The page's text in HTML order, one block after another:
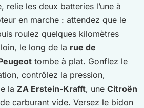
relie les deux batteries l’une à
en marche : attendez que le
roulez quelques kilomètres
le long de la rue de
tombe à plat. Gonflez le
contrôlez la pression,
la ZA Erstein-Krafft, une Citroën
carburant vide. Versez le bidon